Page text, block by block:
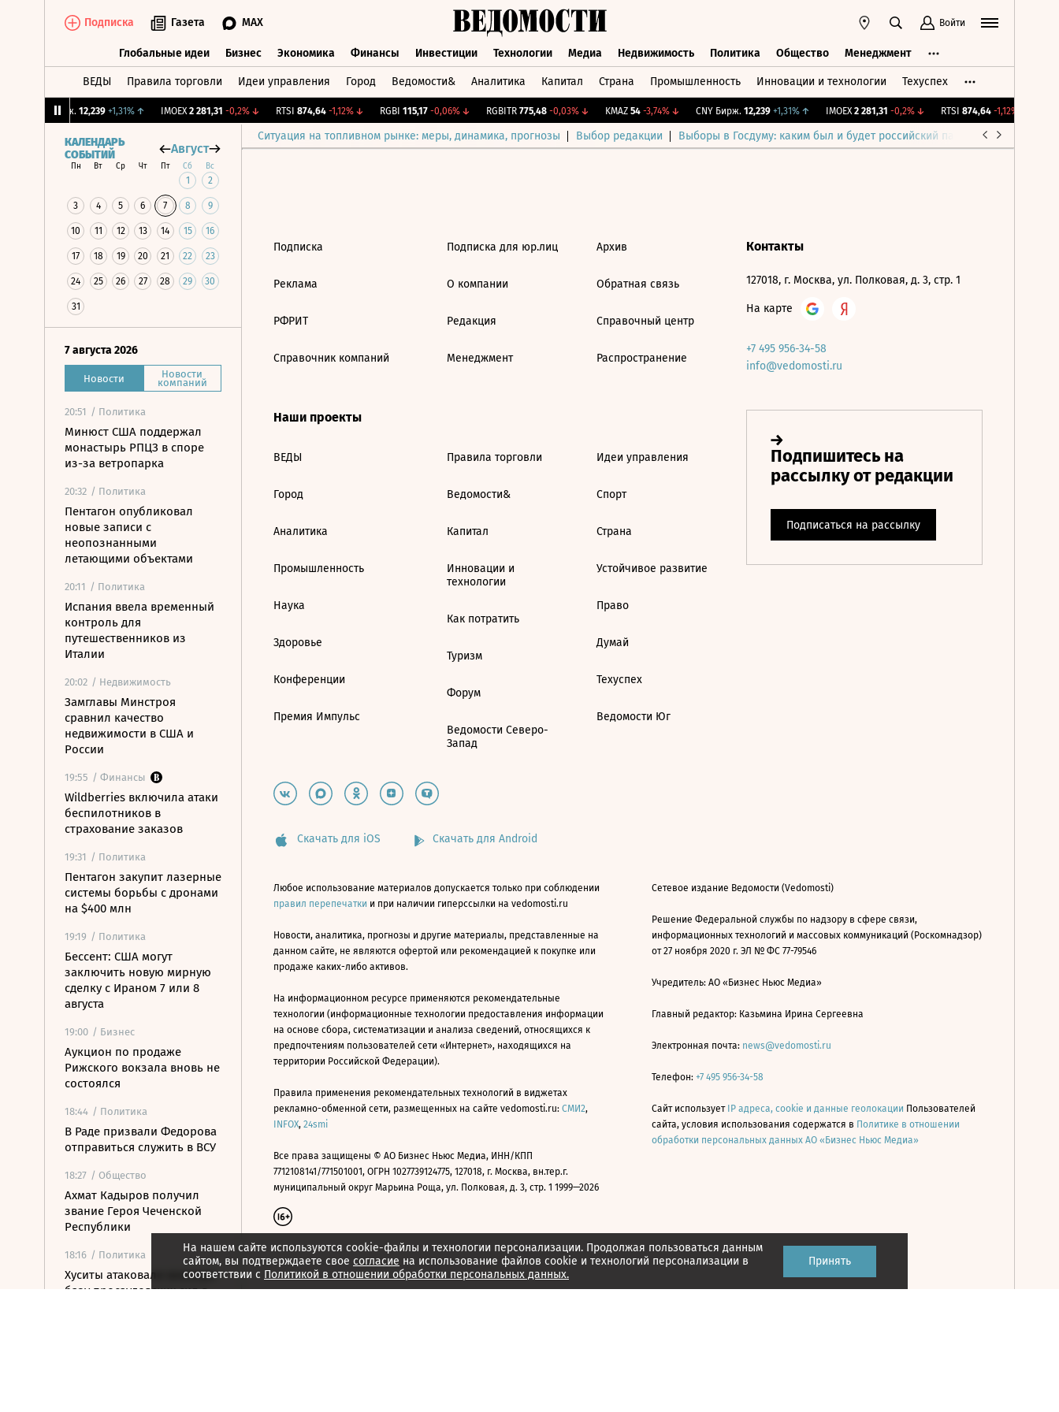
Подписка Газета MAX Войти
Глобальные идеи Бизнес Экономика Финансы Инвестиции Технологии Медиа Недвижимость Политика Общество Менеджмент
ВЕДЫ Правила торговли Идеи управления Город Ведомости& Аналитика Капитал Страна Промышленность Инновации и технологии Техуспех
12,239 +1,31%↑ IMOEX 2 281,31 -0,2%↓ RTSI 874,64 -1,12%↓ RGBI 115,17 -0,06%↓ RGBITR 775,48 -0,03%↓ KMAZ 54 -3,74%↓ CNY Бирж. 12,239 +1,31%↑ IMOEX 2 281,31 -0,2%↓ RTSI 874,64 -1,12%↓
Ситуация на топливном рынке: меры, динамика, прогнозы Выбор редакции Выборы в Госдуму: каким был и будет российский парламент
КАЛЕНДАРЬ
СОБЫТИЙ
Август
Пн Вт Ср Чт Пт Сб Вс
1 2
3 4 5 6 7 8 9
10 11 12 13 14 15 16
17 18 19 20 21 22 23
24 25 26 27 28 29 30
31
7 августа 2026
Новости Новости
компаний
20:51 / Политика
Минюст США поддержал
монастырь РПЦЗ в споре
из-за ветропарка
20:32 / Политика
Пентагон опубликовал
новые записи с
неопознанными
летающими объектами
20:11 / Политика
Испания ввела временный
контроль для
путешественников из
Италии
20:02 / Недвижимость
Замглавы Минстроя
сравнил качество
недвижимости в США и
России
19:55 / Финансы
Wildberries включила атаки
беспилотников в
страхование заказов
19:31 / Политика
Пентагон закупит лазерные
системы борьбы с дронами
на $400 млн
19:19 / Политика
Бессент: США могут
заключить новую мирную
сделку с Ираном 7 или 8
августа
19:00 / Бизнес
Аукцион по продаже
Рижского вокзала вновь не
состоялся
18:44 / Политика
В Раде призвали Федорова
отправиться служить в ВСУ
18:27 / Общество
Ахмат Кадыров получил
звание Героя Чеченской
Республики
18:16 / Политика
Хуситы атаковали военную
базу просаудовских сил в
На нашем сайте используются cookie-файлы и технологии персонализации. Продолжая пользоваться данным
сайтом, вы подтверждаете свое согласие на использование файлов cookie и технологий персонализации в
соответствии с Политикой в отношении обработки персональных данных.
Принять
Подписка
Реклама
РФРИТ
Справочник компаний
Подписка для юр.лиц
О компании
Редакция
Менеджмент
Архив
Обратная связь
Справочный центр
Распространение
Наши проекты
ВЕДЫ
Город
Аналитика
Промышленность
Наука
Здоровье
Конференции
Премия Импульс
Правила торговли
Ведомости&
Капитал
Инновации и
технологии
Как потратить
Туризм
Форум
Ведомости Северо-
Запад
Идеи управления
Спорт
Страна
Устойчивое развитие
Право
Думай
Техуспех
Ведомости Юг
Контакты
127018, г. Москва, ул. Полковая, д. 3, стр. 1
На карте
+7 495 956-34-58
info@vedomosti.ru
Скачать для iOS Скачать для Android
Любое использование материалов допускается только при соблюдении
правил перепечатки и при наличии гиперссылки на vedomosti.ru
Новости, аналитика, прогнозы и другие материалы, представленные на
данном сайте, не являются офертой или рекомендацией к покупке или
продаже каких-либо активов.
На информационном ресурсе применяются рекомендательные
технологии (информационные технологии предоставления информации
на основе сбора, систематизации и анализа сведений, относящихся к
предпочтениям пользователей сети «Интернет», находящихся на
территории Российской Федерации).
Правила применения рекомендательных технологий в виджетах
рекламно-обменной сети, размещенных на сайте vedomosti.ru: СМИ2,
INFOX, 24smi
Все права защищены © АО Бизнес Ньюс Медиа, ИНН/КПП
7712108141/771501001, ОГРН 1027739124775, 127018, г. Москва, вн.тер.г.
муниципальный округ Марьина Роща, ул. Полковая, д. 3, стр. 1 1999—2026
Сетевое издание Ведомости (Vedomosti)
Решение Федеральной службы по надзору в сфере связи,
информационных технологий и массовых коммуникаций (Роскомнадзор)
от 27 ноября 2020 г. ЭЛ № ФС 77-79546
Учредитель: АО «Бизнес Ньюс Медиа»
Главный редактор: Казьмина Ирина Сергеевна
Электронная почта: news@vedomosti.ru
Телефон: +7 495 956-34-58
Сайт использует IP адреса, cookie и данные геолокации Пользователей
сайта, условия использования содержатся в Политике в отношении
обработки персональных данных АО «Бизнес Ньюс Медиа»